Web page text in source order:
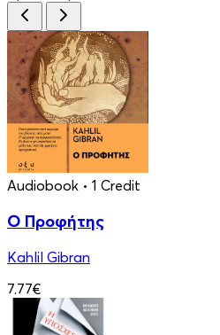
Audiobook • 1 Credit
Ο Προφήτης
Kahlil Gibran
7.77€